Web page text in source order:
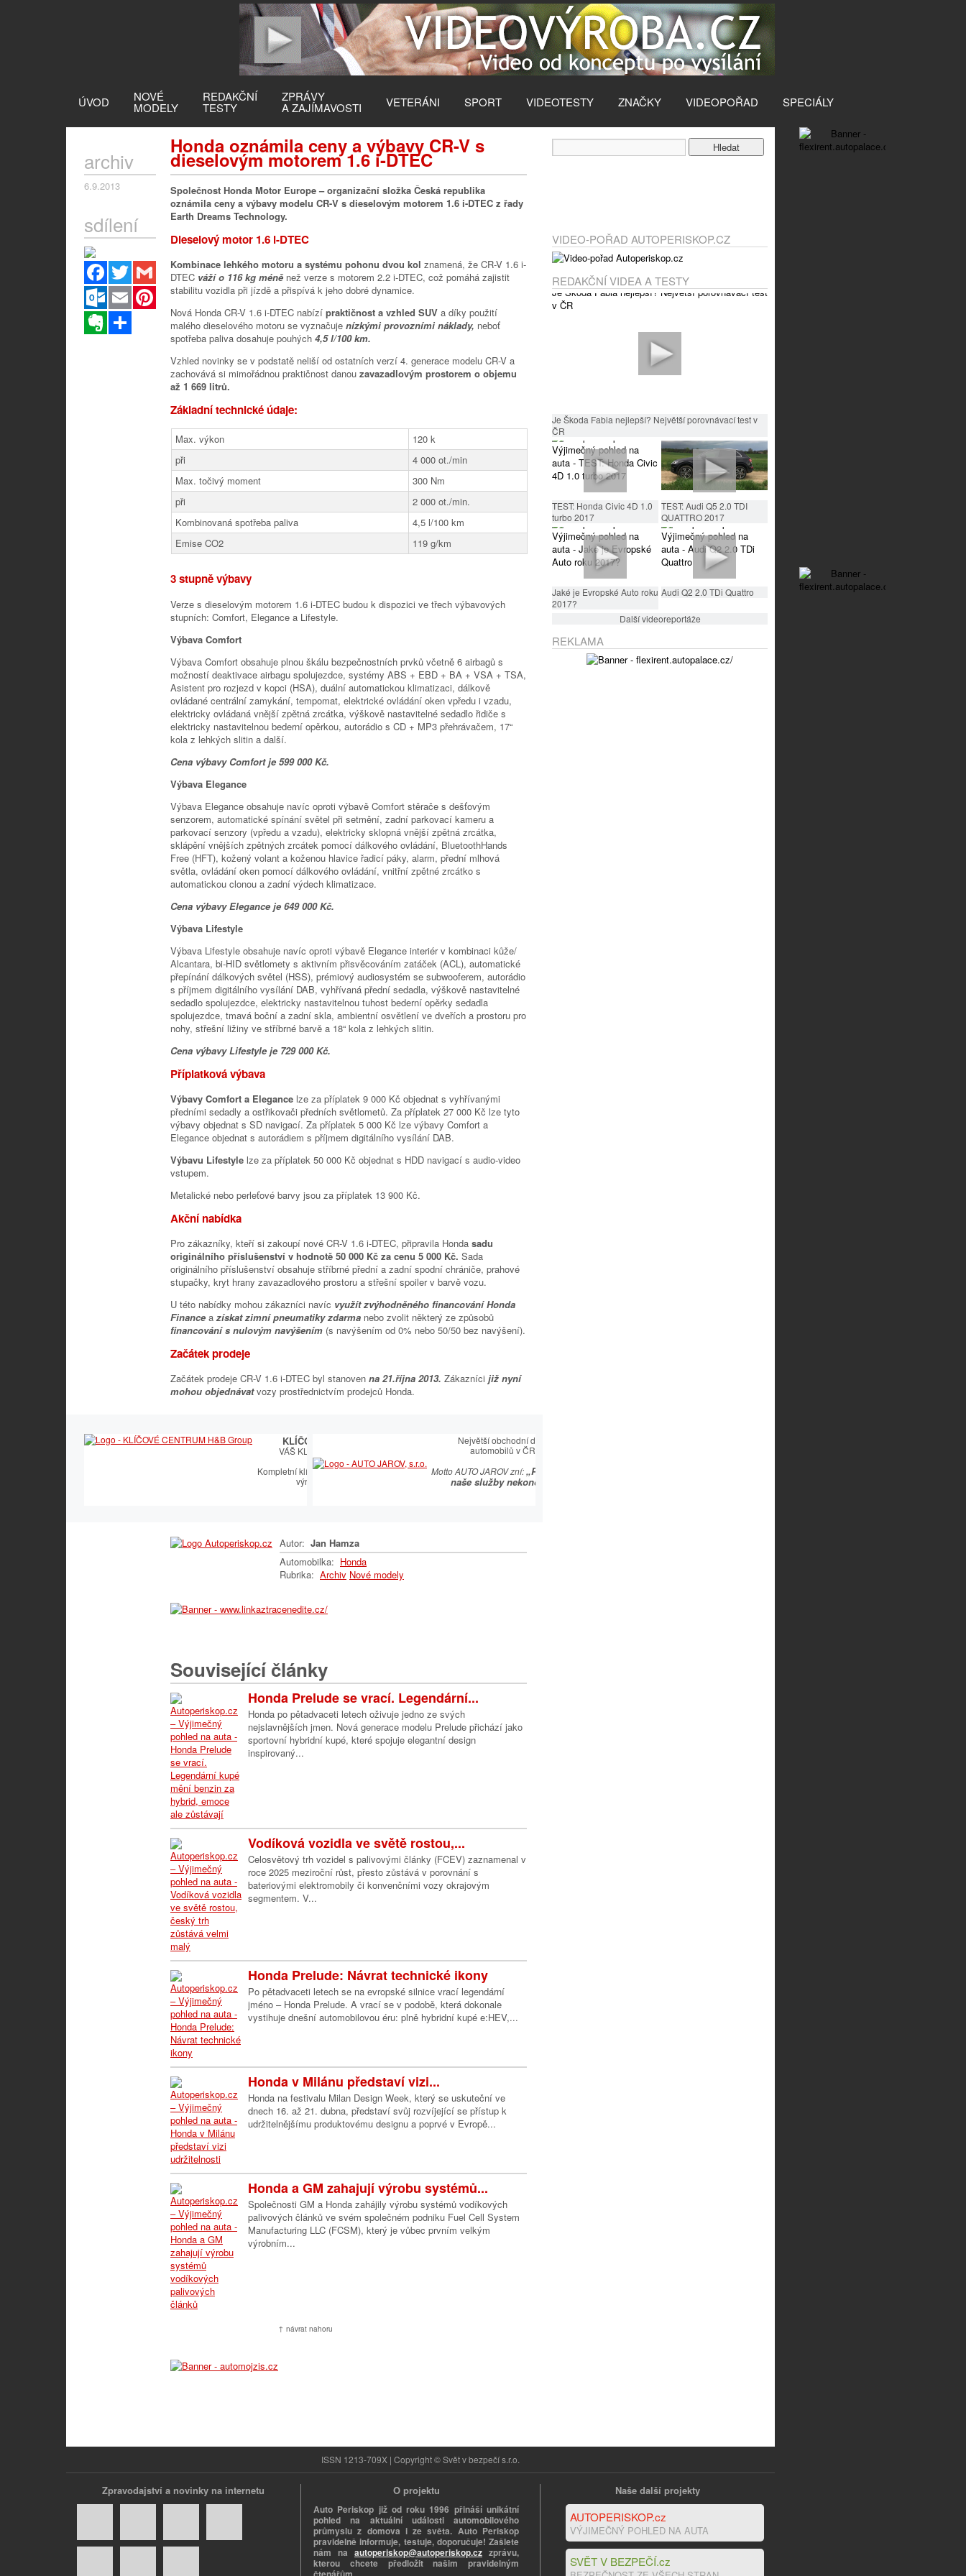
ÚVOD NOVÉ
MODELY
REDAKČNÍ
TESTY
ZPRÁVY
A ZAJÍMAVOSTI VETERÁNI SPORT VIDEOTESTY ZNAČKY VIDEOPOŘAD SPECIÁLY
Honda oznámila ceny a výbavy CR-V s
dieselovým motorem 1.6 i-DTEC
archiv
6.9.2013
sdílení
Facebook
Twitter
Gmail
Outlook.com
Email
Pinterest
Evernote
Společnost Honda Motor Europe – organizační složka Česká republika
oznámila ceny a výbavy modelu CR-V s dieselovým motorem 1.6 i-DTEC z řady
Earth Dreams Technology.
Dieselový motor 1.6 i-DTEC
Kombinace lehkého motoru a systému pohonu dvou kol znamená, že CR-V 1.6 i-
DTEC váží o 116 kg méně než verze s motorem 2.2 i-DTEC, což pomáhá zajistit
stabilitu vozidla při jízdě a přispívá k jeho dobré dynamice.
Nová Honda CR-V 1.6 i-DTEC nabízí praktičnost a vzhled SUV a díky použití
malého dieselového motoru se vyznačuje nízkými provozními náklady, neboť
spotřeba paliva dosahuje pouhých 4,5 l/100 km.
Vzhled novinky se v podstatě neliší od ostatních verzí 4. generace modelu CR-V a
zachovává si mimořádnou praktičnost danou zavazadlovým prostorem o objemu
až 1 669 litrů.
Základní technické údaje:
Max. výkon
120 k
při
4 000 ot./min
Max. točivý moment
300 Nm
při
2 000 ot./min.
Kombinovaná spotřeba paliva
4,5 l/100 km
Emise CO2
119 g/km
3 stupně výbavy
Verze s dieselovým motorem 1.6 i-DTEC budou k dispozici ve třech výbavových
stupních: Comfort, Elegance a Lifestyle.
Výbava Comfort
Výbava Comfort obsahuje plnou škálu bezpečnostních prvků včetně 6 airbagů s
možností deaktivace airbagu spolujezdce, systémy ABS + EBD + BA + VSA + TSA,
Asistent pro rozjezd v kopci (HSA), duální automatickou klimatizaci, dálkově
ovládané centrální zamykání, tempomat, elektrické ovládání oken vpředu i vzadu,
elektricky ovládaná vnější zpětná zrcátka, výškově nastavitelné sedadlo řidiče s
elektricky nastavitelnou bederní opěrkou, autorádio s CD + MP3 přehrávačem, 17“
kola z lehkých slitin a další.
Cena výbavy Comfort je 599 000 Kč.
Výbava Elegance
Výbava Elegance obsahuje navíc oproti výbavě Comfort stěrače s dešťovým
senzorem, automatické spínání světel při setmění, zadní parkovací kameru a
parkovací senzory (vpředu a vzadu), elektricky sklopná vnější zpětná zrcátka,
sklápění vnějších zpětných zrcátek pomocí dálkového ovládání, BluetoothHands
Free (HFT), kožený volant a koženou hlavice řadicí páky, alarm, přední mlhová
světla, ovládání oken pomocí dálkového ovládání, vnitřní zpětné zrcátko s
automatickou clonou a zadní výdech klimatizace.
Cena výbavy Elegance je 649 000 Kč.
Výbava Lifestyle
Výbava Lifestyle obsahuje navíc oproti výbavě Elegance interiér v kombinaci kůže/
Alcantara, bi-HID světlomety s aktivním přisvěcováním zatáček (ACL), automatické
přepínání dálkových světel (HSS), prémiový audiosystém se subwooferem, autorádio
s příjmem digitálního vysílání DAB, vyhřívaná přední sedadla, výškově nastavitelné
sedadlo spolujezdce, elektricky nastavitelnou tuhost bederní opěrky sedadla
spolujezdce, tmavá boční a zadní skla, ambientní osvětlení ve dveřích a prostoru pro
nohy, střešní ližiny ve stříbrné barvě a 18“ kola z lehkých slitin.
Cena výbavy Lifestyle je 729 000 Kč.
Příplatková výbava
Výbavy Comfort a Elegance lze za příplatek 9 000 Kč objednat s vyhřívanými
předními sedadly a ostřikovači předních světlometů. Za příplatek 27 000 Kč lze tyto
výbavy objednat s SD navigací. Za příplatek 5 000 Kč lze výbavy Comfort a
Elegance objednat s autorádiem s příjmem digitálního vysílání DAB.
Výbavu Lifestyle lze za příplatek 50 000 Kč objednat s HDD navigací s audio-video
vstupem.
Metalické nebo perleťové barvy jsou za příplatek 13 900 Kč.
Akční nabídka
Pro zákazníky, kteří si zakoupí nové CR-V 1.6 i-DTEC, připravila Honda sadu
originálního příslušenství v hodnotě 50 000 Kč za cenu 5 000 Kč. Sada
originálního příslušenství obsahuje stříbrné přední a zadní spodní chrániče, prahové
stupačky, kryt hrany zavazadlového prostoru a střešní spoiler v barvě vozu.
U této nabídky mohou zákazníci navíc využít zvýhodněného financování Honda
Finance azískat zimní pneumatiky zdarma nebo zvolit některý ze způsobů
financování s nulovým navýšením (s navýšením od 0% nebo 50/50 bez navýšení).
Začátek prodeje
Začátek prodeje CR-V 1.6 i-DTEC byl stanoven na 21.října 2013. Zákazníci již nyní
mohou objednávatvozy prostřednictvím prodejců Honda.
KLÍČOVÉ CENTRUM
VÁŠ KLÍČOVÝ PARTNER
Kompletní klíčařský sortiment včetně
výroby autoklíčů
Největší obchodní dům
automobilů v ČR
Motto AUTO JAROV zní:„Prodejem
naše služby nekončí...”
Autor: Jan Hamza
Automobilka: Honda
Rubrika: Archiv Nové modely
Související články
Honda Prelude se vrací. Legendární...
Honda po pětadvaceti letech oživuje jedno ze svých
nejslavnějších jmen. Nová generace modelu Prelude přichází jako
sportovní hybridní kupé, které spojuje elegantní design
inspirovaný...
Vodíková vozidla ve světě rostou,...
Celosvětový trh vozidel s palivovými články (FCEV) zaznamenal v
roce 2025 meziroční růst, přesto zůstává v porovnání s
bateriovými elektromobily či konvenčními vozy okrajovým
segmentem. V...
Honda Prelude: Návrat technické ikony
Po pětadvaceti letech se na evropské silnice vrací legendární
jméno – Honda Prelude. A vrací se v podobě, která dokonale
vystihuje dnešní automobilovou éru: plně hybridní kupé e:HEV,...
Honda v Milánu představí vizi...
Honda na festivalu Milan Design Week, který se uskuteční ve
dnech 16. až 21. dubna, představí svůj rozvíjející se přístup k
udržitelnějšímu produktovému designu a poprvé v Evropě...
Honda a GM zahajují výrobu systémů...
Společnosti GM a Honda zahájily výrobu systémů vodíkových
palivových článků ve svém společném podniku Fuel Cell System
Manufacturing LLC (FCSM), který je vůbec prvním velkým
výrobním...
↑ návrat nahoru
VIDEO-POŘAD AUTOPERISKOP.CZ
REDAKČNÍ VIDEA A TESTY
Je Škoda Fabia nejlepší? Největší porovnávací test v
ČR
TEST: Honda Civic 4D 1.0
turbo 2017
TEST: Audi Q5 2.0 TDI
QUATTRO 2017
Jaké je Evropské Auto roku
2017?
Audi Q2 2.0 TDi Quattro
Další videoreportáže
REKLAMA
ISSN 1213-709X | Copyright © Svět v bezpečí s.r.o.
Zpravodajství a novinky na internetu Naše další projekty
AUTOPERISKOP.cz
VÝJIMEČNÝ POHLED NA AUTA
SVĚT V BEZPEČÍ.cz
O projektu
Auto Periskop již od roku 1996 přináší unikátní
pohled na aktuální události automobilového
průmyslu z domova i ze světa. Auto Periskop
pravidelně informuje, testuje, doporučuje! Zašlete
nám na autoperiskop@autoperiskop.cz zprávu,
kterou chcete předložit našim pravidelným